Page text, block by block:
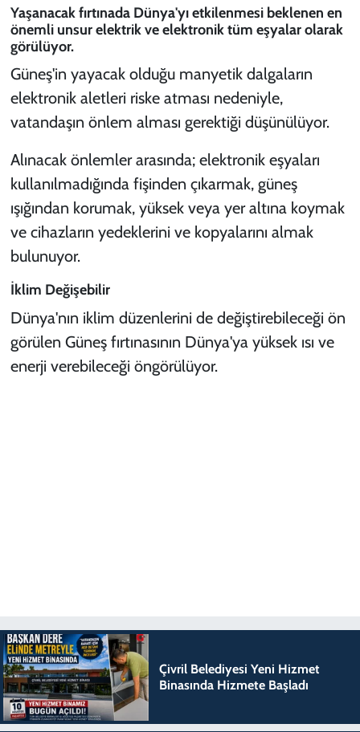
Yaşanacak fırtınada Dünya'yı etkilenmesi beklenen en
önemli unsur elektrik ve elektronik tüm eşyalar olarak
görülüyor.
Güneş'in yayacak olduğu manyetik dalgaların
elektronik aletleri riske atması nedeniyle,
vatandaşın önlem alması gerektiği düşünülüyor.
Alınacak önlemler arasında; elektronik eşyaları
kullanılmadığında fişinden çıkarmak, güneş
ışığından korumak, yüksek veya yer altına koymak
ve cihazların yedeklerini ve kopyalarını almak
bulunuyor.
İklim Değişebilir
Dünya'nın iklim düzenlerini de değiştirebileceği ön
görülen Güneş fırtınasının Dünya'ya yüksek ısı ve
enerji verebileceği öngörülüyor.
Çivril Belediyesi Yeni Hizmet
Binasında Hizmete Başladı